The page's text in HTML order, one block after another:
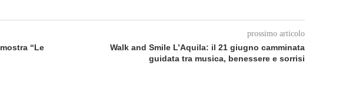
“Le
prossimo articolo
Walk and Smile L’Aquila: il 21 giugno camminata
guidata tra musica, benessere e sorrisi